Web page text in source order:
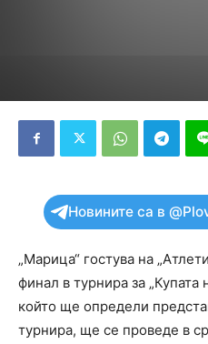
Новините са в
„Марица“ гостува на
финал в турнира за „Купата
който ще определи
турнира, ще се проведе в